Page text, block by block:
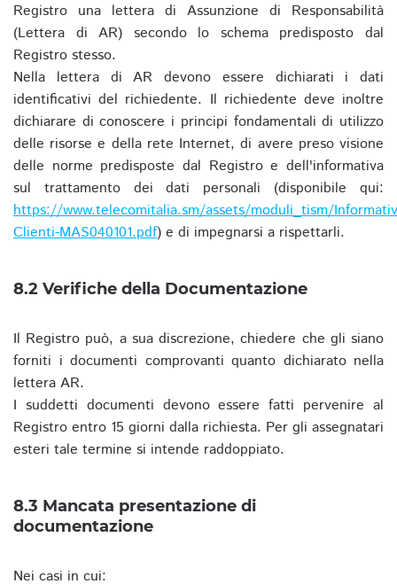
Registro una lettera di Assunzione di Responsabilità
(Lettera di AR) secondo lo schema predisposto dal
Registro stesso.
Nella lettera di AR devono essere dichiarati i dati
identificativi del richiedente. Il richiedente deve inoltre
dichiarare di conoscere i principi fondamentali di utilizzo
delle risorse e della rete Internet, di avere preso visione
delle norme predisposte dal Registro e dell'informativa
sul trattamento dei dati personali (disponibile qui:
https://www.telecomitalia.sm/assets/moduli_tism/
Clienti-MAS040101.pdf) e di impegnarsi a rispettarli.
8.2 Verifiche della Documentazione
Il Registro può, a sua discrezione, chiedere che gli siano
forniti i documenti comprovanti quanto dichiarato nella
lettera AR.
I suddetti documenti devono essere fatti pervenire al
Registro entro 15 giorni dalla richiesta. Per gli assegnatari
esteri tale termine si intende raddoppiato.
8.3 Mancata presentazione di
documentazione
Nei casi in cui: